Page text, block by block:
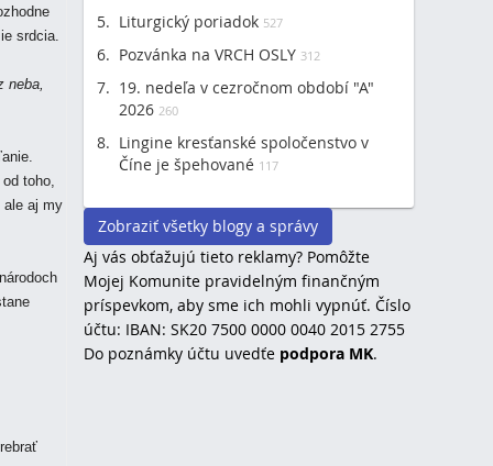
srdcia.
neba
toho,
ale aj my
Liturgický poriadok 527
Pozvánka na VRCH OSLY 312
19. nedeľa v cezročnom období "A"
2026 260
Lingine kresťanské spoločenstvo v
Číne je špehované 117
Zobraziť všetky blogy a správy
Aj vás obťažujú tieto reklamy? Pomôžte
Mojej Komunite pravidelným finančným
príspevkom, aby sme ich mohli vypnúť. Číslo
účtu: IBAN: SK20 7500 0000 0040 2015 2755
Do poznámky účtu uvedťe podpora MK.